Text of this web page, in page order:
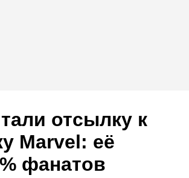
отсылку к
Marvel: её
фанатов